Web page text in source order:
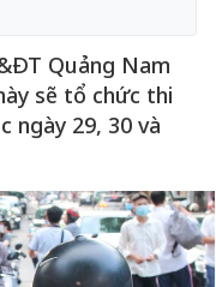
Quảng Nam
sẽ tổ chức thi
ngày 29, 30 và